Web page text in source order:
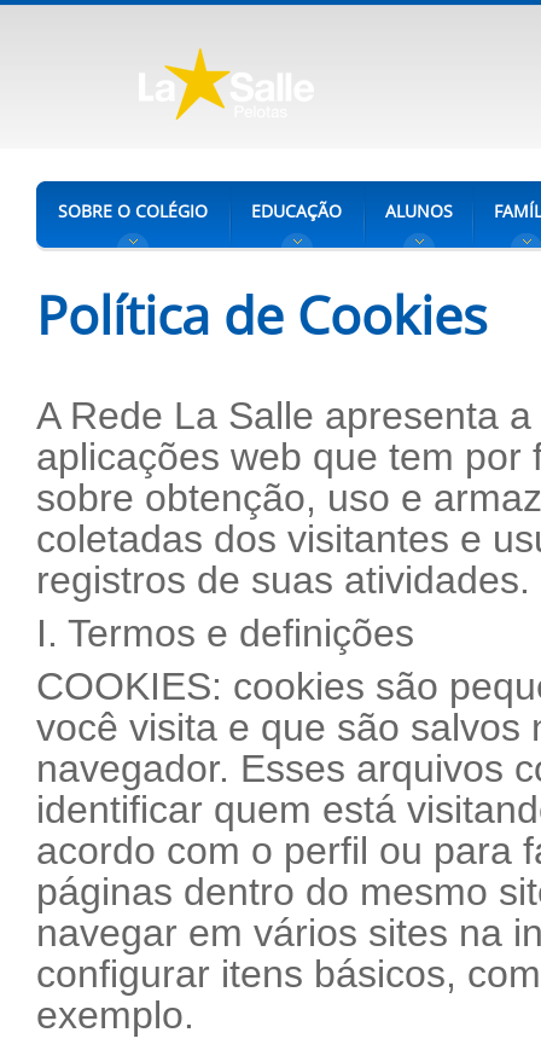
SOBRE O COLÉGIO EDUCAÇÃO ALUNOS
Política de Cookies
A Rede La Salle apresenta
aplicações web que tem
sobre obtenção, uso e
coletadas dos visitantes e
registros de suas atividades.
I. Termos e definições
COOKIES: cookies são
você visita e que são salvos
navegador. Esses arquivos
identificar quem está
acordo com o perfil ou para
páginas dentro do mesmo
navegar em vários sites na
configurar itens básicos,
exemplo.